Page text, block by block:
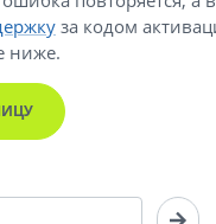
за кодом
ниже.